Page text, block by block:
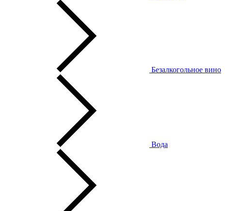
Безалкогольное вино
Вода